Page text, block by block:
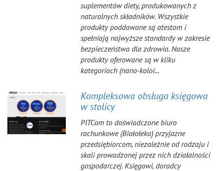
suplementów diety, produkowanych z
naturalnych składników. Wszystkie
produkty poddawane są atestom i
spełniają najwyższe standardy w zakresie
bezpieczeństwa dla zdrowia. Nasze
produkty oferowane są w kliku
kategoriach (nano-koloi...
Kompleksowa obsługa księgowa
w stolicy
PITCom to doświadczone biuro
rachunkowe (Białołeka) przyjazne
przedsiębiorcom, niezależnie od rodzaju i
skali prowadzonej przez nich działalności
gospodarczej. Księgowi, doradcy